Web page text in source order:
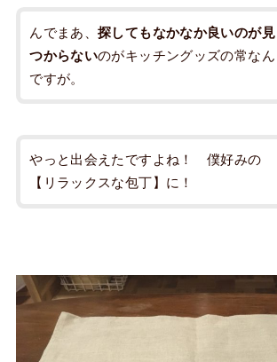
んでまあ、探してもなかなか良いのが見
つからないのがキッチングッズの常なん
ですが。
やっと出会えたですよね！ 僕好みの
【リラックスな包丁】に！